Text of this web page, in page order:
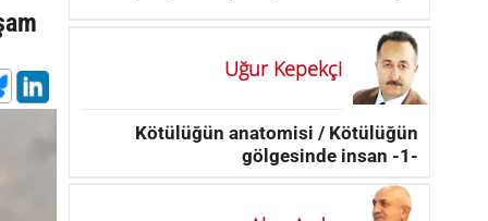
Uğur Kepekçi
Kötülüğün anatomisi / Kötülüğün
gölgesinde insan -1-